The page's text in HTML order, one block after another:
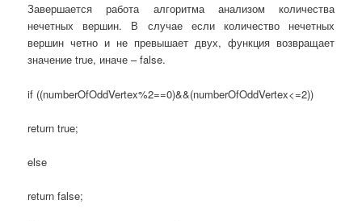
Завершается работа алгоритма анализом количества
нечетных вершин. В случае если количество нечетных
вершин четно и не превышает двух, функция возвращает
значение true, иначе – false.
if ((numberOfOddVertex%2==0)&&(numberOfOddVertex<=2))
return true;
else
return false;